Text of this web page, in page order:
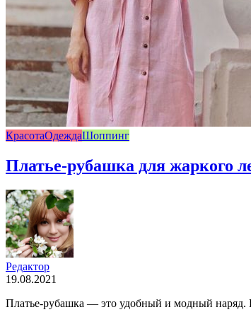
КрасотаОдеждаШоппинг
Платье-рубашка для жаркого
Редактор
19.08.2021
Платье-рубашка — это удобный и модный наряд.